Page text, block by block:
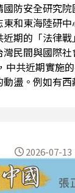
防安全研究
和東海陸研
期的「法律
民間與國際
盪。例如有
、「懲獨22
將政治控制徹底
至境外的規範
2026-07-13